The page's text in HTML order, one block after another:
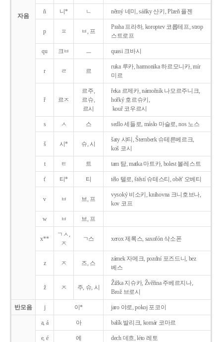
자음
ň 니* ㄴ němý 네미, sáňky 산키, Plzeň 플젠
p ㅍ ㅂ, 프
Praha 프라하, koroptev 코롭테프, strop
스트로프
qu 크ㅂ ㅡ quasi 크바시
r ㄹ 르
ruka 루카, harmonika 하르모니카, mír
미르
ř 르ㅈ
르주,
르슈,
르시
řeka 르제카, námořník 나모르주니크,
hořký 호르슈키,
kouř 코우르시
s ㅅ 스 sedlo 세들로, máslo 마슬로, nos 노스
š 시* 슈, 시
šaty 샤티, Šternberk 슈테른베르크,
koš 코시
t ㅌ 트 tam 탐, matka 마트카, bolest 볼레스트
t' 티* 티 tělo 텔로, štěstí 슈테스티, obět' 오베티
v ㅂ 브, 프
vysoký 비소키, knihovna 크니호브나,
kov 코프
w ㅂ 브, 프
x**
ㄱㅅ,
ㅈ
ㄱ스 xerox 제록스, saxofón 삭소폰
z ㅈ 즈, 스
zámek 자메크, pozdní 포즈드니, bez
베스
ž ㅈ 주, 슈, 시
Žižka 지슈카, Žvěřina 주베르지나,
Brož 브로시
반모음 j 이* jaro 야로, pokoj 포코이
a, á 아 balík 발리크, komár 코마르
e, é 에 dech 데흐, léto 레토